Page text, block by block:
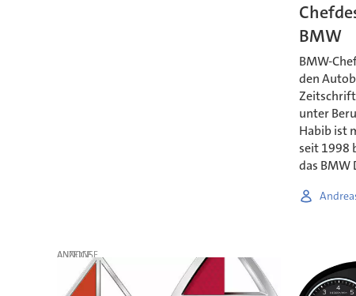
BMW
BMW-
den
unter
Habib ist
seit 1998
das BMW
ANZEIGE